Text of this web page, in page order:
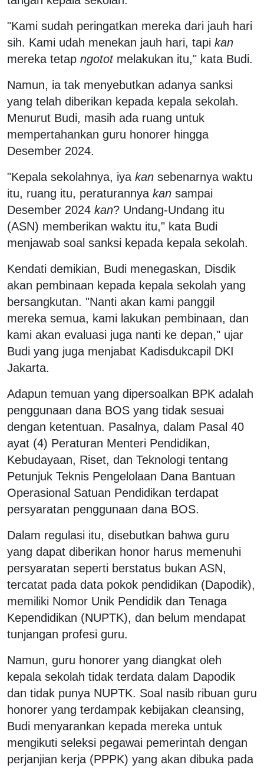
"Kami sudah peringatkan mereka dari jauh hari
sih. Kami udah menekan jauh hari, tapi kan
mereka tetap ngototmelakukan itu," kata Budi.
Namun, ia tak menyebutkan adanya sanksi
yang telah diberikan kepada kepala sekolah.
Menurut Budi, masih ada ruang untuk
mempertahankan guru honorer hingga
Desember 2024.
"Kepala sekolahnya, iya kan sebenarnya waktu
itu, ruang itu, peraturannya kan sampai
Desember 2024 kan? Undang-Undang itu
(ASN) memberikan waktu itu," kata Budi
menjawab soal sanksi kepada kepala sekolah.
Kendati demikian, Budi menegaskan, Disdik
akan pembinaan kepada kepala sekolah yang
bersangkutan. "Nanti akan kami panggil
mereka semua, kami lakukan pembinaan, dan
kami akan evaluasi juga nanti ke depan," ujar
Budi yang juga menjabat Kadisdukcapil DKI
Jakarta.
Adapun temuan yang dipersoalkan BPK adalah
penggunaan dana BOS yang tidak sesuai
dengan ketentuan. Pasalnya, dalam Pasal 40
ayat (4) Peraturan Menteri Pendidikan,
Kebudayaan, Riset, dan Teknologi tentang
Petunjuk Teknis Pengelolaan Dana Bantuan
Operasional Satuan Pendidikan terdapat
persyaratan penggunaan dana BOS.
Dalam regulasi itu, disebutkan bahwa guru
yang dapat diberikan honor harus memenuhi
persyaratan seperti berstatus bukan ASN,
tercatat pada data pokok pendidikan (Dapodik),
memiliki Nomor Unik Pendidik dan Tenaga
Kependidikan (NUPTK), dan belum mendapat
tunjangan profesi guru.
Namun, guru honorer yang diangkat oleh
kepala sekolah tidak terdata dalam Dapodik
dan tidak punya NUPTK. Soal nasib ribuan guru
honorer yang terdampak kebijakan cleansing,
Budi menyarankan kepada mereka untuk
mengikuti seleksi pegawai pemerintah dengan
perjanjian kerja (PPPK) yang akan dibuka pada